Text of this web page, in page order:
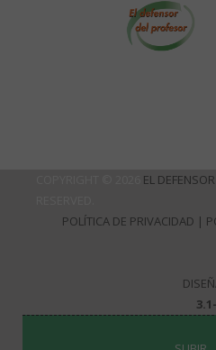
EL
POLÍTICA DE PRIVACIDAD |